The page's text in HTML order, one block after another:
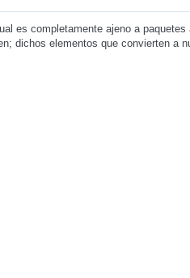
es completamente ajeno a paquetes
dichos elementos que convierten a